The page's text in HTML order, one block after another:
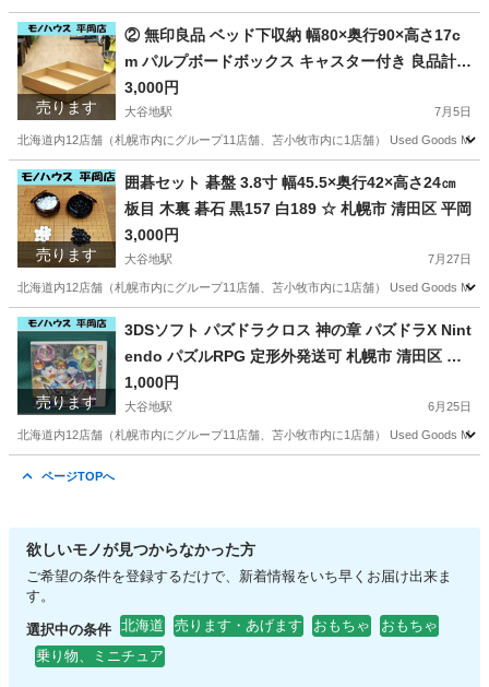
北海道 札幌市 大谷地駅 キッチン家電
売ります
② 無印良品 ベッド下収納 幅80×奥行90×高さ17c
m パルプボードボックス キャスター付き 良品計画
MUJI 廃盤商品 札幌市 清田区 平岡
3,000円
大谷地駅 7月5日
北海道内12店舗（札幌市内にグループ11店舗、苫小牧市内に1店舗） Used Goods
北海道 札幌市 大谷地駅 収納家具 パルプボードボックス
売ります
囲碁セット 碁盤 3.8寸 幅45.5×奥行42×高さ24㎝
板目 木裏 碁石 黒157 白189 ☆ 札幌市 清田区 平岡
3,000円
大谷地駅 7月27日
北海道内12店舗（札幌市内にグループ11店舗、苫小牧市内に1店舗） Used Goods
北海道 札幌市 大谷地駅 囲碁、将棋、麻雀 碁石
売ります
3DSソフト パズドラクロス 神の章 パズドラX Nint
endo パズルRPG 定形外発送可 札幌市 清田区 平
岡
1,000円
大谷地駅 6月25日
北海道内12店舗（札幌市内にグループ11店舗、苫小牧市内に1店舗） Used Goods
ページTOPへ
欲しいモノが見つからなかった方
ご希望の条件を登録するだけで、新着情報をいち早くお届け出来ま
す。
選択中の条件 北海道 売ります・あげます おもちゃ
おもちゃ
乗り物、ミニチュア